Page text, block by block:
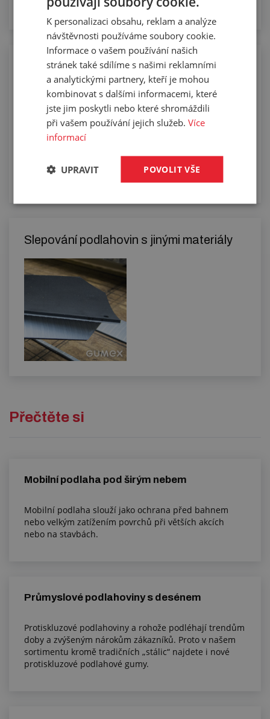
Řezání pásů podlahovin
Slepování podlahovin s jinými materiály
Přečtěte si
Mobilní podlaha pod širým nebem
Mobilní podlaha slouží jako ochrana před bahnem
nebo velkým zatížením povrchů při větších akcích
nebo na stavbách.
Průmyslové podlahoviny s desénem
Protiskluzové podlahoviny a rohože podléhají trendům
doby a zvýšeným nárokům zákazníků. Proto v našem
sortimentu kromě tradičních „stálic“ najdete i nové
protiskluzové podlahové gumy.
K personalizaci obsahu, reklam a analýze
návštěvnosti používáme soubory cookie.
Informace o vašem používání našich
stránek také sdílíme s našimi reklamními
a analytickými partnery, kteří je mohou
kombinovat s dalšími informacemi, které
jste jim poskytli nebo které shromáždili
při vašem používání jejich služeb.Více
informací
POVOLIT VŠE
UPRAVIT